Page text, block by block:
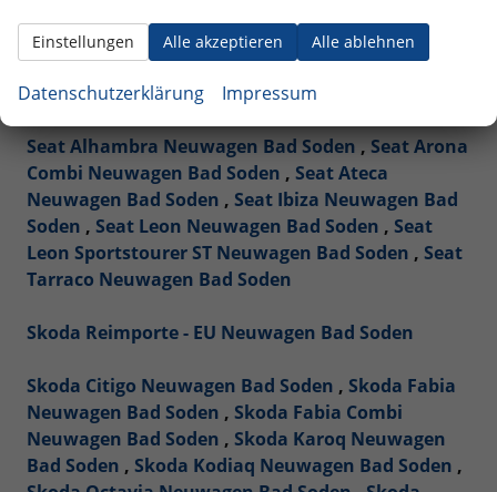
Renault Reimporte - EU Neuwagen Bad Soden
Seat Reimporte - EU Neuwagen Bad Soden
Seat Alhambra Neuwagen Bad Soden , Seat Arona
Combi Neuwagen Bad Soden , Seat Ateca
Neuwagen Bad Soden , Seat Ibiza Neuwagen Bad
Soden , Seat Leon Neuwagen Bad Soden , Seat
Leon Sportstourer ST Neuwagen Bad Soden , Seat
Tarraco Neuwagen Bad Soden
Skoda Reimporte - EU Neuwagen Bad Soden
Skoda Citigo Neuwagen Bad Soden , Skoda Fabia
Neuwagen Bad Soden , Skoda Fabia Combi
Neuwagen Bad Soden , Skoda Karoq Neuwagen
Bad Soden , Skoda Kodiaq Neuwagen Bad Soden ,
Alle akzeptieren Alle ablehnen
Einstellungen
Datenschutzerklärung Impressum